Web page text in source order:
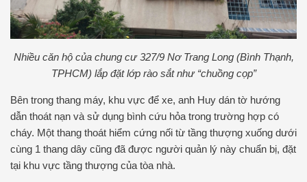
Nhiều căn hộ của chung cư 327/9 Nơ Trang Long (Bình Thạnh,
TPHCM) lắp đặt lớp rào sắt như “chuồng cọp”
Bên trong thang máy, khu vực để xe, anh Huy dán tờ hướng
dẫn thoát nạn và sử dụng bình cứu hỏa trong trường hợp có
cháy. Một thang thoát hiểm cứng nối từ tầng thượng xuống dưới
cùng 1 thang dây cũng đã được người quản lý này chuẩn bị, đặt
tại khu vực tầng thượng của tòa nhà.